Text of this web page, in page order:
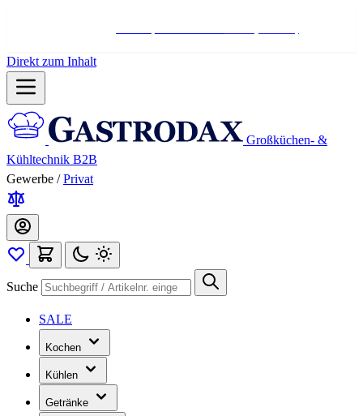
Direkt zum Inhalt
Großküchen- &
Kühltechnik B2B
Gewerbe / Privat
Suche
SALE
Kochen
Kühlen
Getränke